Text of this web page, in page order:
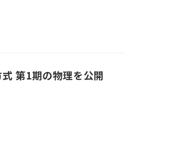
第1期の物理を公開